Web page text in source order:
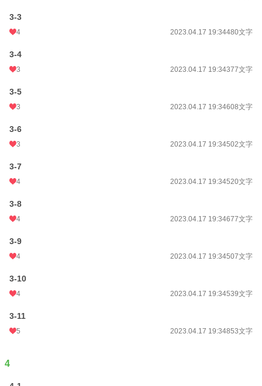
3-3
4 2023.04.17 19:34480文字
3-4
3 2023.04.17 19:34377文字
3-5
3 2023.04.17 19:34608文字
3-6
3 2023.04.17 19:34502文字
3-7
4 2023.04.17 19:34520文字
3-8
4 2023.04.17 19:34677文字
3-9
4 2023.04.17 19:34507文字
3-10
4 2023.04.17 19:34539文字
3-11
5 2023.04.17 19:34853文字
4